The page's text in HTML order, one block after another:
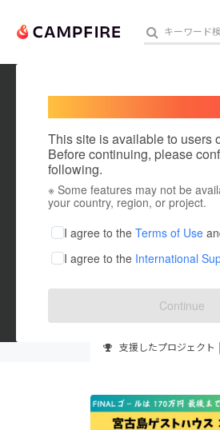
人気のプ
アート
テクノ
映像・
ビジネ
まちづ
This site is available to users
Before continuing, please
following.
※ Some features may not be
your country, region, or project.
I agree to the Terms of Use
I agree to the International
Continue
支援したプロジェクト